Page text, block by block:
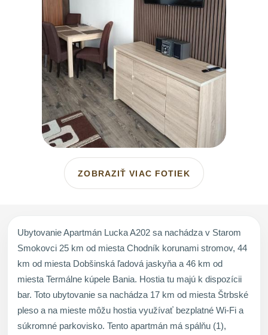
ZOBRAZIŤ VIAC FOTIEK
Ubytovanie Apartmán Lucka A202 sa nachádza v Starom
Smokovci 25 km od miesta Chodník korunami stromov, 44
km od miesta Dobšinská ľadová jaskyňa a 46 km od
miesta Termálne kúpele Bania. Hostia tu majú k dispozícii
bar. Toto ubytovanie sa nachádza 17 km od miesta Štrbské
pleso a na mieste môžu hostia využívať bezplatné Wi-Fi a
súkromné parkovisko. Tento apartmán má spálňu (1),